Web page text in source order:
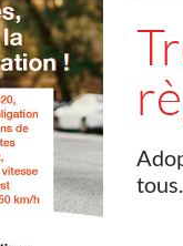
tous.